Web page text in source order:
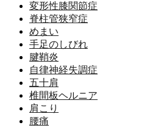
変形性膝関節症
脊柱管狭窄症
めまい
手足のしびれ
腱鞘炎
自律神経失調症
五十肩
椎間板ヘルニア
肩こり
腰痛